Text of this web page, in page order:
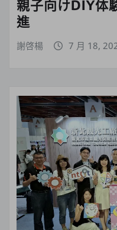
親子向けDIY体
進
謝啓楊 7 月 18,